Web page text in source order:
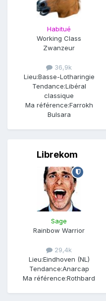
Habitué
Working Class
Zwanzeur
36,9k
Lieu:Basse-Lotharingie
Tendance:Libéral
classique
Ma référence:Farrokh
Bulsara
Librekom
Sage
Rainbow Warrior
29,4k
Lieu:Eindhoven (NL)
Tendance:Anarcap
Ma référence:Rothbard